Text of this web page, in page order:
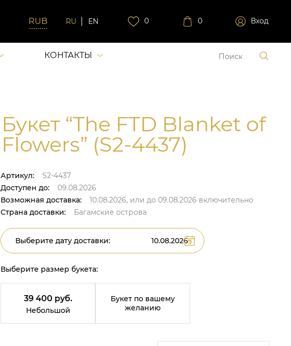
RU EN 0 0 Вход
КОНТАКТЫ
Букет “The FTD Blanket of
Flowers” (S2-4437)
Артикул:
S2-4437
Доступен до:
09.08.2026
Возможная доставка:
10.08.2026, или до 09.08.2026 включительно
Страна доставки:
Багамские острова
Выберите дату доставки:
Выберите размер букета:
39 400 руб.
Небольшой
Букет по вашему
желанию